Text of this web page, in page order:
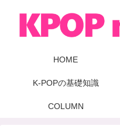
HOME
K-POPの基礎知識
COLUMN